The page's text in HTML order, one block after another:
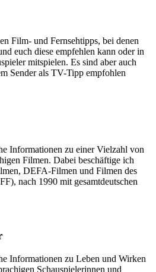
Film- und Fernsehtipps, bei denen
euch diese empfehlen kann oder in
mitspielen. Es sind aber auch
Sender als TV-Tipp empfohlen
Informationen zu einer Vielzahl von
Filmen. Dabei beschäftige ich
DEFA-Filmen und Filmen des
nach 1990 mit gesamtdeutschen
Informationen zu Leben und Wirken
Schauspielerinnen und